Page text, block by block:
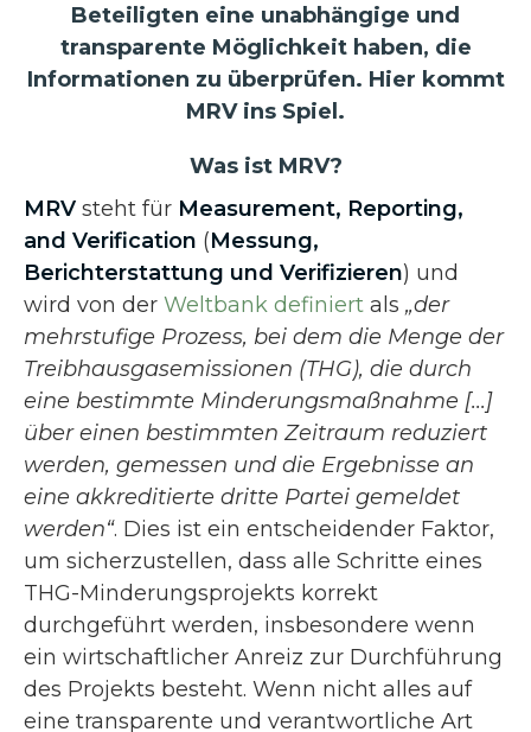
Beteiligten eine unabhängige und
transparente Möglichkeit haben, die
Informationen zu überprüfen. Hier kommt
MRV ins Spiel.
Was ist MRV?
MRV steht für Measurement, Reporting,
and Verification (Messung,
Berichterstattung und Verifizieren) und
wird von der Weltbank definiert als „der
mehrstufige Prozess, bei dem die Menge der
Treibhausgasemissionen (THG), die durch
eine bestimmte Minderungsmaßnahme [...]
über einen bestimmten Zeitraum reduziert
werden, gemessen und die Ergebnisse an
eine akkreditierte dritte Partei gemeldet
werden“. Dies ist ein entscheidender Faktor,
um sicherzustellen, dass alle Schritte eines
THG-Minderungsprojekts korrekt
durchgeführt werden, insbesondere wenn
ein wirtschaftlicher Anreiz zur Durchführung
des Projekts besteht. Wenn nicht alles auf
eine transparente und verantwortliche Art